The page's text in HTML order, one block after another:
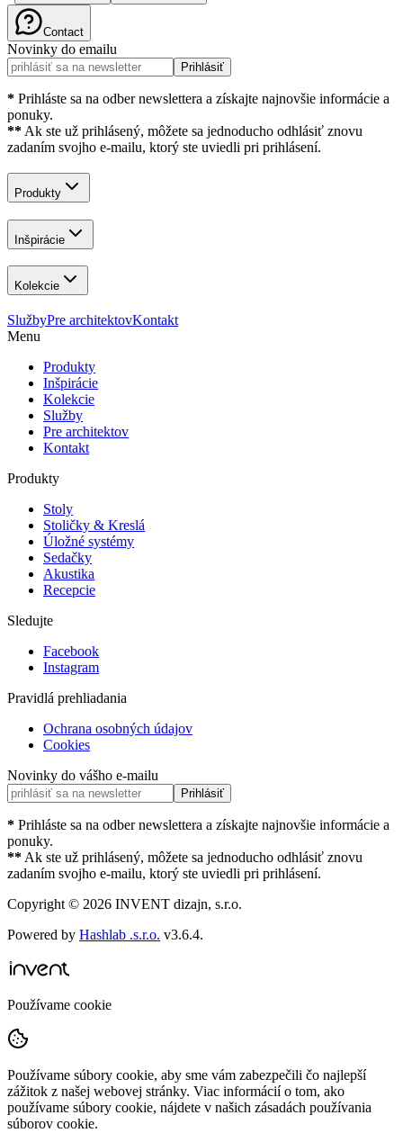
Contact
Novinky do emailu
Prihlásiť
* Prihláste sa na odber newslettera a získajte najnovšie informácie a
ponuky.
** Ak ste už prihlásený, môžete sa jednoducho odhlásiť znovu
zadaním svojho e-mailu, ktorý ste uviedli pri prihlásení.
Produkty
Inšpirácie
Kolekcie
SlužbyPre architektovKontakt
Menu
Produkty
Inšpirácie
Kolekcie
Služby
Pre architektov
Kontakt
Produkty
Stoly
Stoličky & Kreslá
Úložné systémy
Sedačky
Akustika
Recepcie
Sledujte
Facebook
Instagram
Pravidlá prehliadania
Ochrana osobných údajov
Cookies
Novinky do vášho e-mailu
Prihlásiť
* Prihláste sa na odber newslettera a získajte najnovšie informácie a
ponuky.
** Ak ste už prihlásený, môžete sa jednoducho odhlásiť znovu
zadaním svojho e-mailu, ktorý ste uviedli pri prihlásení.
Copyright © 2026 INVENT dizajn, s.r.o.
Powered by Hashlab .s.r.o. v3.6.4.
Používame cookie
Používame súbory cookie, aby sme vám zabezpečili čo najlepší
zážitok z našej webovej stránky. Viac informácií o tom, ako
používame súbory cookie, nájdete v našich zásadách používania
súborov cookie.